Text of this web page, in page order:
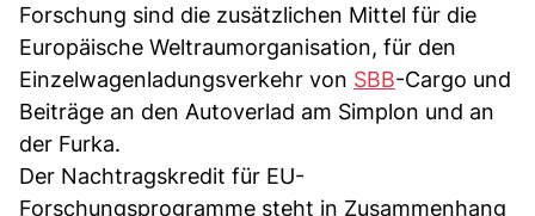
Forschung sind die zusätzlichen Mittel für die
Europäische Weltraumorganisation, für den
Einzelwagenladungsverkehr von SBB-Cargo und
Beiträge an den Autoverlad am Simplon und an
der Furka.
Der Nachtragskredit für EU-
Forschungsprogramme steht in Zusammenhang